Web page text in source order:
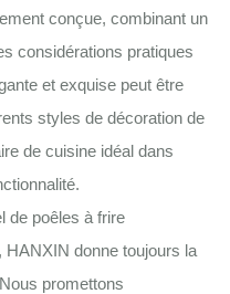
conçue, combinant un
considérations pratiques
et exquise peut être
styles de décoration de
de cuisine idéal dans
de poêles à frire
donne toujours la
promettons